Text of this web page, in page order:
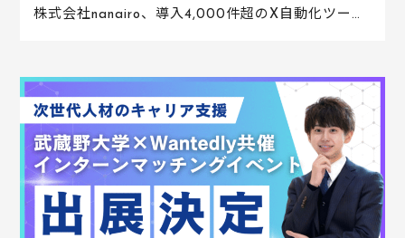
株式会社nanairo、導入4,000件超のX自動化ツール